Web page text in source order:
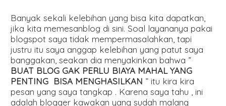
Banyak sekali kelebihan yang bisa kita dapatkan,
jika kita memesanblog di sini. Soal layananya pakai
blogspot saya tidak mempermasalahkan, tapi
justru itu saya anggap kelebihan yang patut saya
banggakan, seakan dia menyakinkan bahwa ”
BUAT BLOG GAK PERLU BIAYA MAHAL YANG
PENTING BISA MENGHASILKAN ” itu kira kira
pesan yang saya tangkap . Karena saya tahu , ini
adalah blogger kawakan yang sudah malang